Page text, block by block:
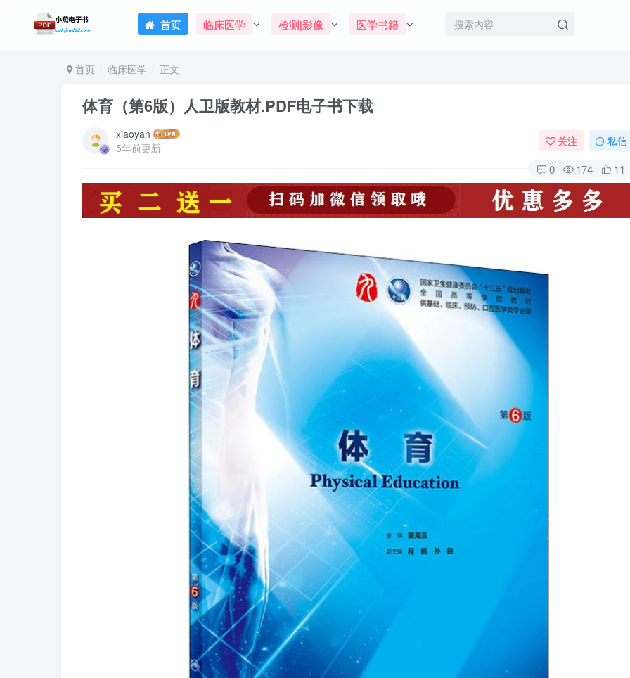
首页 临床医学 检测|影像 医学书籍
首页 临床医学 正文
体育（第6版）人卫版教材.PDF电子书下载
xiaoyan
5年前更新
关注 私信
0 174 11